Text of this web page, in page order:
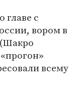
главе с
вором в
(Шакро
всему